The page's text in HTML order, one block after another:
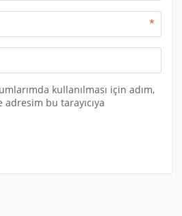
*
kullanılması için adım,
bu tarayıcıya